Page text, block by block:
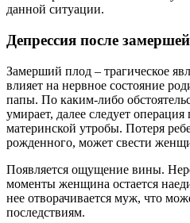
данной ситуации.
Депрессия после
Замерший плод – трагическое
влияет на нервное состояние
папы. По каким-либо
умирает, далее следует
материнской утробы. Потеря
рожденного, может свести
Появляется ощущение вины.
моменты женщина остается
нее отворачивается муж, что
последствиям.